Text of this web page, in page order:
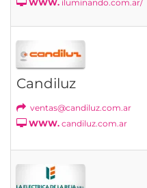
WWW. iluminando.com.ar/
Candiluz
ventas@candiluz.com.ar
WWW. candiluz.com.ar